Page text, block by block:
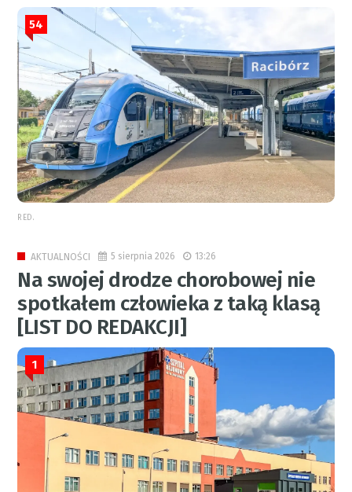
54
RED.
AKTUALNOŚCI 5 sierpnia 2026 13:26
Na swojej drodze chorobowej nie
spotkałem człowieka z taką klasą
[LIST DO REDAKCJI]
1